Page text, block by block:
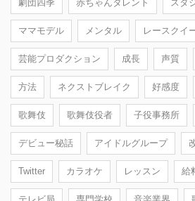
劇団四季 赤ちゃんタレント スタ
ママモデル メンタル レースクイ
芸能プロダクション 成長 声質
方法 ネクストブレイク 好感度
歌舞伎 歌舞伎役者 子役事務所
デビュー秘話 アイドルグループ
Twitter カラオケ レッスン 給